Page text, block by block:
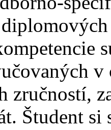
zručností,
Študent